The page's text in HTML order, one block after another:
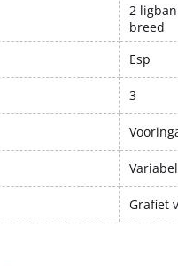
2
breed
Esp
3
Variabel
Grafiet